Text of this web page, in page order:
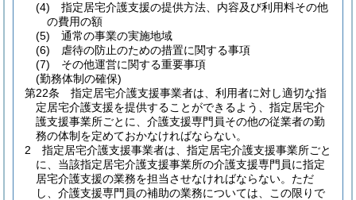
(4)
指定居宅介護支援の提供方法、内容及び利用料その他
の費用の額
(5)
通常の事業の実施地域
(6)
虐待の防止のための措置に関する事項
(7)
その他運営に関する重要事項
(勤務体制の確保)
第22条
指定居宅介護支援事業者は、利用者に対し適切な指
定居宅介護支援を提供することができるよう、指定居宅介
護支援事業所ごとに、介護支援専門員その他の従業者の勤
務の体制を定めておかなければならない。
2
指定居宅介護支援事業者は、指定居宅介護支援事業所ごと
に、当該指定居宅介護支援事業所の介護支援専門員に指定
居宅介護支援の業務を担当させなければならない。 ただ
し、介護支援専門員の補助の業務については、この限りで